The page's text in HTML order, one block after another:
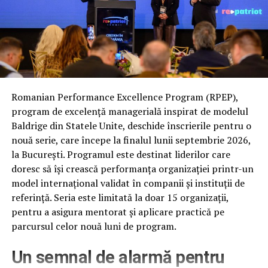
Acordați atenție detaliilor precum părul,
îmbrăcămintea și recuzita. Evitați hainele
cu modele complexe, deoarece acestea
pot fi mai greu de focalizat și pot distrage
atenția de la subiect.
stabilirea stării de spirit, a umbrelor și a
texturii în fotografie. Chiar și o lampă de
masă simplă poate oferi o varietate de
opțiuni de iluminare, fără a fi necesar un
studio profesional.
5. Setări
Puteți începe cu moduri și filtre prestabilite,
precum modul Harcourt disponibil pe H200.
Pe măsură ce căpătați mai multă încredere,
explorați și alte setări, cum ar fi diafragma,
distanța focală și contrastul.
mâinile, recuzita și diverse expresii faciale
Romanian Performance Excellence Program (RPEP),
program de excelență managerială inspirat de modelul
Baldrige din Statele Unite, deschide înscrierile pentru o
nouă serie, care începe la finalul lunii septembrie 2026,
la București. Programul este destinat liderilor care
doresc să își crească performanța organizației printr-un
model internațional validat în companii și instituții de
referință. Seria este limitată la doar 15 organizații,
pentru a asigura mentorat și aplicare practică pe
parcursul celor nouă luni de program.
Un semnal de alarmă pentru